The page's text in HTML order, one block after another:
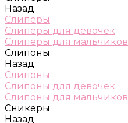
Назад
Слиперы
Слиперы для девочек
Слиперы для мальчиков
Слипоны
Назад
Слипоны
Слипоны для девочек
Слипоны для мальчиков
Сникеры
Назад